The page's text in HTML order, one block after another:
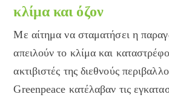
βαριά
γρίππη
κλίμα και όζον
Με αίτημα να σταματήσει η
απειλούν το κλίμα και
ακτιβιστές της διεθνούς
Greenpeace κατέλαβαν τις